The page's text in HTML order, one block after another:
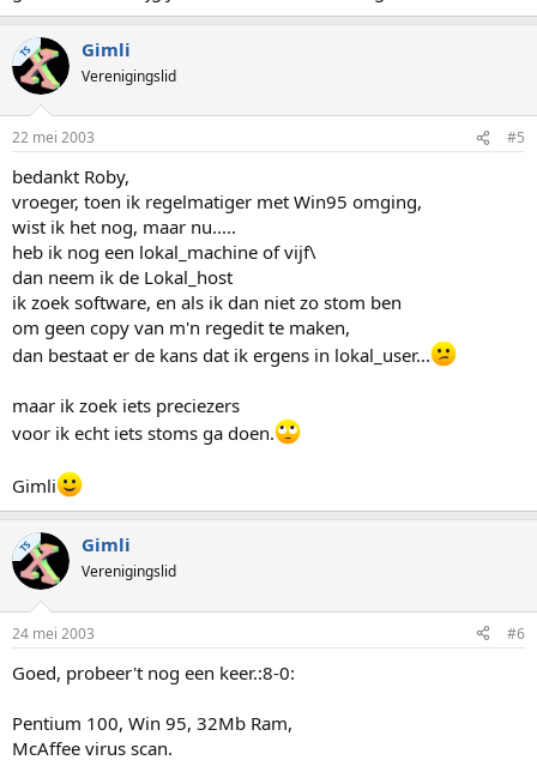
TS Gimli
Verenigingslid
22 mei 2003 #5
bedankt Roby,
vroeger, toen ik regelmatiger met Win95 omging,
wist ik het nog, maar nu.....
heb ik nog een lokal_machine of vijf\
dan neem ik de Lokal_host
ik zoek software, en als ik dan niet zo stom ben
om geen copy van m'n regedit te maken,
dan bestaat er de kans dat ik ergens in lokal_user...
maar ik zoek iets preciezers
voor ik echt iets stoms ga doen.
Gimli
TS Gimli
Verenigingslid
24 mei 2003 #6
Goed, probeer't nog een keer.:8-0:
Pentium 100, Win 95, 32Mb Ram,
McAffee virus scan.